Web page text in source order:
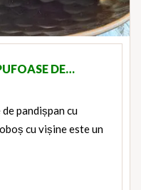
DE…
pandișpan cu
cu vișine este un